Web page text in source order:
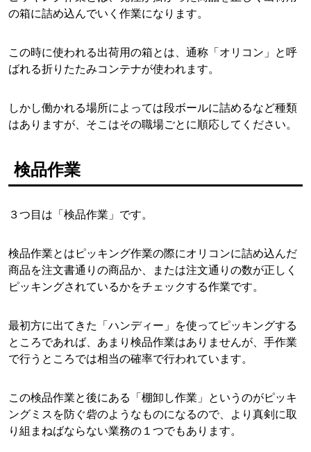
の箱に詰め込んでいく作業になります。
この時に使われる出荷用の箱とは、通称「オリコン」と呼
ばれる折りたたみコンテナが使われます。
しかし働かれる場所によっては段ボールに詰めるなど種類
はありますが、そこはその職場ごとに順応してください。
検品作業
３つ目は「検品作業」です。
検品作業とはピッキング作業の際にオリコンに詰め込んだ
商品を注文書通りの商品か、または注文通りの数が正しく
ピッキングされているかをチェックする作業です。
最初方に出てきた「ハンディー」を使ってピッキングする
ところであれば、あまり検品作業はありませんが、手作業
で行うところでは相当の確率で行われています。
この検品作業と後にある「棚卸し作業」というのがピッキ
ングミスを防ぐ砦のようなものになるので、より真剣に取
り組まねばならない業務の１つでもあります。